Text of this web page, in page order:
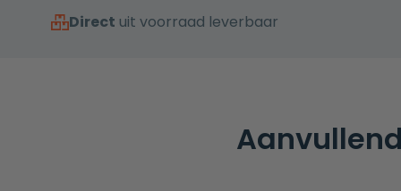
Direct uit voorraad leverbaar